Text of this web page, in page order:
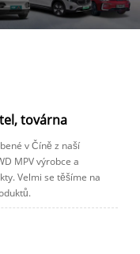
továrna
v Číně z naší
MPV výrobce a
Velmi se těšíme na